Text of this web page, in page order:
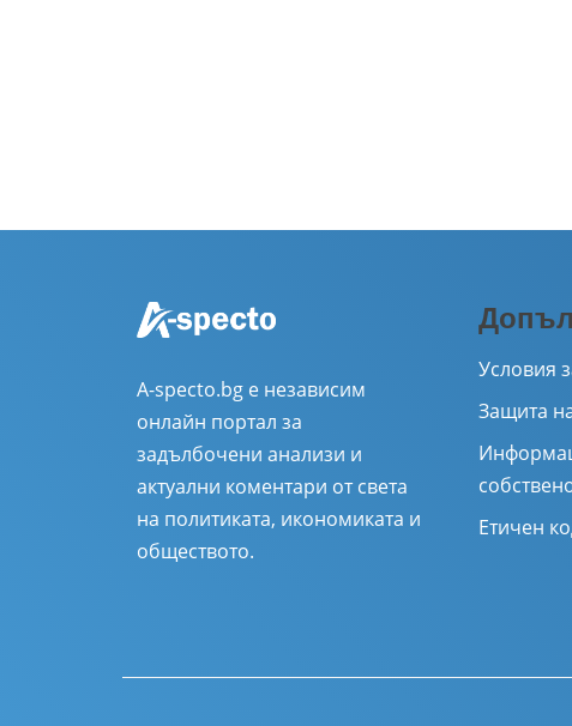
A-specto.bg е независим
онлайн портал за
задълбочени анализи и
актуални коментари от света
на политиката, икономиката и
обществото.
Условия
Защита
Етичен